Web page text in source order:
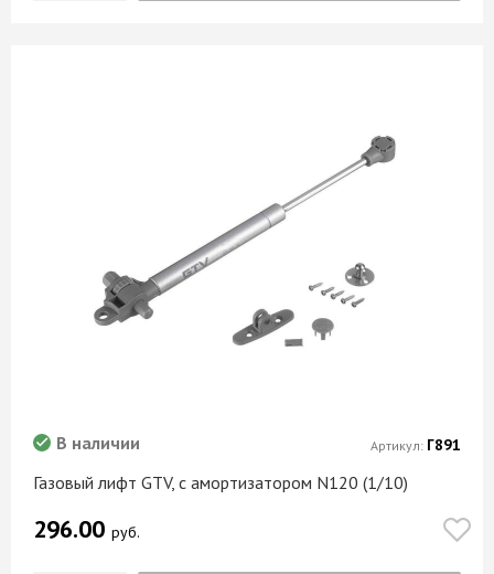
Газовый лифт GTV, с амортизатором N120 (1/10)
В наличии
296.00 руб.
Артикул: Г891